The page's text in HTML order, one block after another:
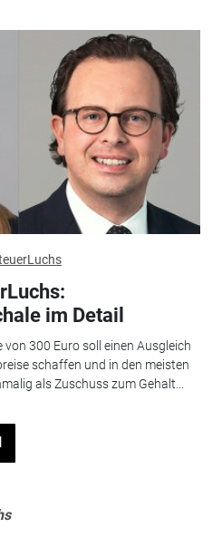
im Detail
von 300 Euro soll einen Ausgleich
schaffen und in den meisten
als Zuschuss zum Gehalt...